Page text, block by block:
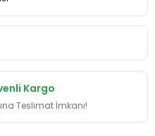
Kargo
Teslimat İmkanı!